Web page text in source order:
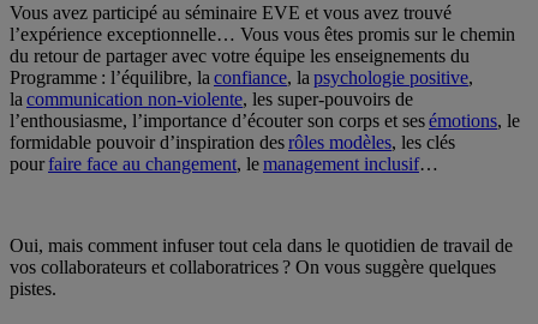
Vous avez participé au séminaire EVE et vous avez trouvé
l’expérience exceptionnelle… Vous vous êtes promis sur le chemin
du retour de partager avec votre équipe les enseignements du
Programme : l’équilibre, la confiance, la psychologie positive,
la communication non-violente, les super-pouvoirs de
l’enthousiasme, l’importance d’écouter son corps et sesémotions, le
formidable pouvoir d’inspiration desrôles modèles, les clés
pourfaire face au changement, lemanagement inclusif…
Oui, mais comment infuser tout cela dans le quotidien de travail de
vos collaborateurs et collaboratrices ? On vous suggère quelques
pistes.